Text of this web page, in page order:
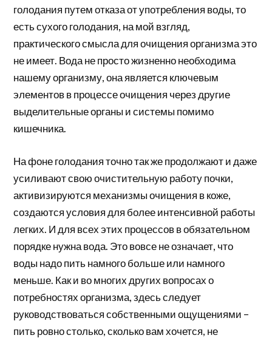
голодания путем отказа от употребления воды, то
есть сухого голодания, на мой взгляд,
практического смысла для очищения организма это
не имеет. Вода не просто жизненно необходима
нашему организму, она является ключевым
элементов в процессе очищения через другие
выделительные органы и системы помимо
кишечника.
На фоне голодания точно так же продолжают и даже
усиливают свою очистительную работу почки,
активизируются механизмы очищения в коже,
создаются условия для более интенсивной работы
легких. И для всех этих процессов в обязательном
порядке нужна вода. Это вовсе не означает, что
воды надо пить намного больше или намного
меньше. Как и во многих других вопросах о
потребностях организма, здесь следует
руководствоваться собственными ощущениями –
пить ровно столько, сколько вам хочется, не